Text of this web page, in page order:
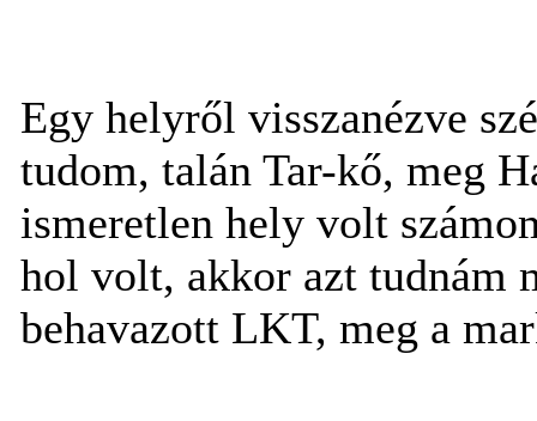
Egy helyről visszanézve
tudom, talán Tar-kő, meg
ismeretlen hely volt
hol volt, akkor azt tudnám
behavazott LKT, meg a